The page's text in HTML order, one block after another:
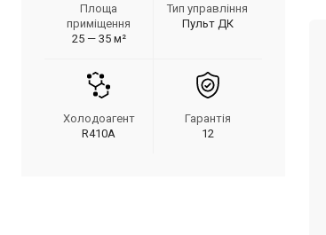
Площа
приміщення
25 — 35 м²
Тип управління
Пульт ДК
Холодоагент
R410A
Гарантія
12